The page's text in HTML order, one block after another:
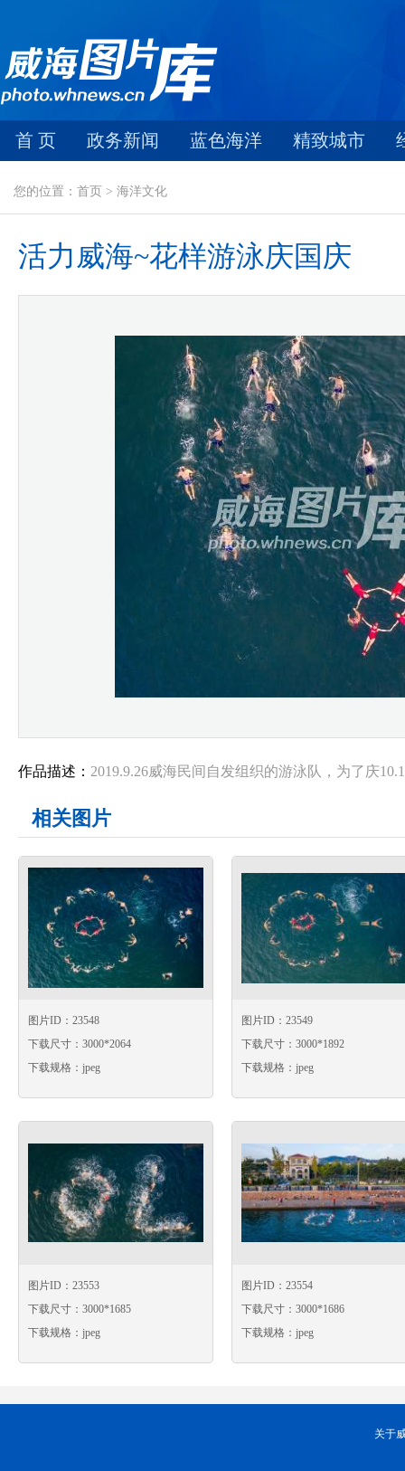
首 页 政务新闻 蓝色海洋 精致城市
您的位置：首页 > 海洋文化
活力威海~花样游泳庆国庆
作品描述： 2019.9.26威海民间自发组织的游泳队，为了庆
相关图片
图片ID：23548
下载尺寸：3000*2064
下载规格：jpeg
图片ID：23549
下载尺寸：3000*1892
下载规格：jpeg
图片ID：23553
下载尺寸：3000*1685
下载规格：jpeg
图片ID：23554
下载尺寸：3000*1686
下载规格：jpeg
关于